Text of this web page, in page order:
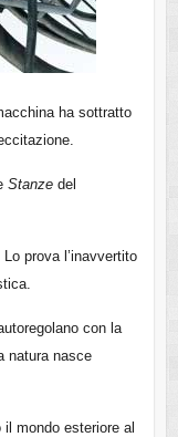
ha sottratto
Stanzedel
prova l’inavvertito
con la
natura nasce
mondo esteriore al